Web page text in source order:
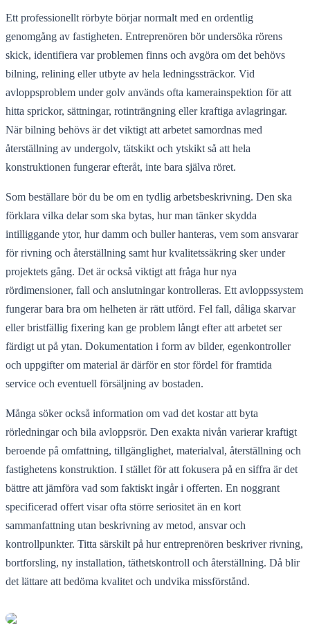
Ett professionellt rörbyte börjar normalt med en ordentlig
genomgång av fastigheten. Entreprenören bör undersöka rörens
skick, identifiera var problemen finns och avgöra om det behövs
bilning, relining eller utbyte av hela ledningssträckor. Vid
avloppsproblem under golv används ofta kamerainspektion för att
hitta sprickor, sättningar, rotinträngning eller kraftiga avlagringar.
När bilning behövs är det viktigt att arbetet samordnas med
återställning av undergolv, tätskikt och ytskikt så att hela
konstruktionen fungerar efteråt, inte bara själva röret.
Som beställare bör du be om en tydlig arbetsbeskrivning. Den ska
förklara vilka delar som ska bytas, hur man tänker skydda
intilliggande ytor, hur damm och buller hanteras, vem som ansvarar
för rivning och återställning samt hur kvalitetssäkring sker under
projektets gång. Det är också viktigt att fråga hur nya
rördimensioner, fall och anslutningar kontrolleras. Ett avloppssystem
fungerar bara bra om helheten är rätt utförd. Fel fall, dåliga skarvar
eller bristfällig fixering kan ge problem långt efter att arbetet ser
färdigt ut på ytan. Dokumentation i form av bilder, egenkontroller
och uppgifter om material är därför en stor fördel för framtida
service och eventuell försäljning av bostaden.
Många söker också information om vad det kostar att byta
rörledningar och bila avloppsrör. Den exakta nivån varierar kraftigt
beroende på omfattning, tillgänglighet, materialval, återställning och
fastighetens konstruktion. I stället för att fokusera på en siffra är det
bättre att jämföra vad som faktiskt ingår i offerten. En noggrant
specificerad offert visar ofta större seriositet än en kort
sammanfattning utan beskrivning av metod, ansvar och
kontrollpunkter. Titta särskilt på hur entreprenören beskriver rivning,
bortforsling, ny installation, täthetskontroll och återställning. Då blir
det lättare att bedöma kvalitet och undvika missförstånd.